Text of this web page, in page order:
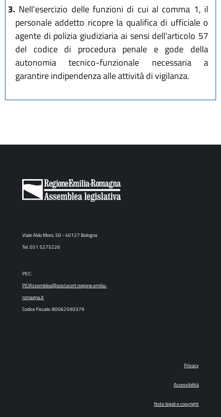
3. Nell'esercizio delle funzioni di cui al comma 1, il
personale addetto ricopre la qualifica di ufficiale o
agente di polizia giudiziaria ai sensi dell'articolo 57
del codice di procedura penale e gode della
autonomia tecnico-funzionale necessaria a
garantire indipendenza alle attività di vigilanza.
Viale Aldo Moro, 50 - 40127 Bologna
Tel. 051 5275226
PEC:
PEIAssemblea@postacert.regione.emilia-
romagna.it
Codice Fiscale: 80062590379
Privacy
Accessibilità
Note legali e copyright